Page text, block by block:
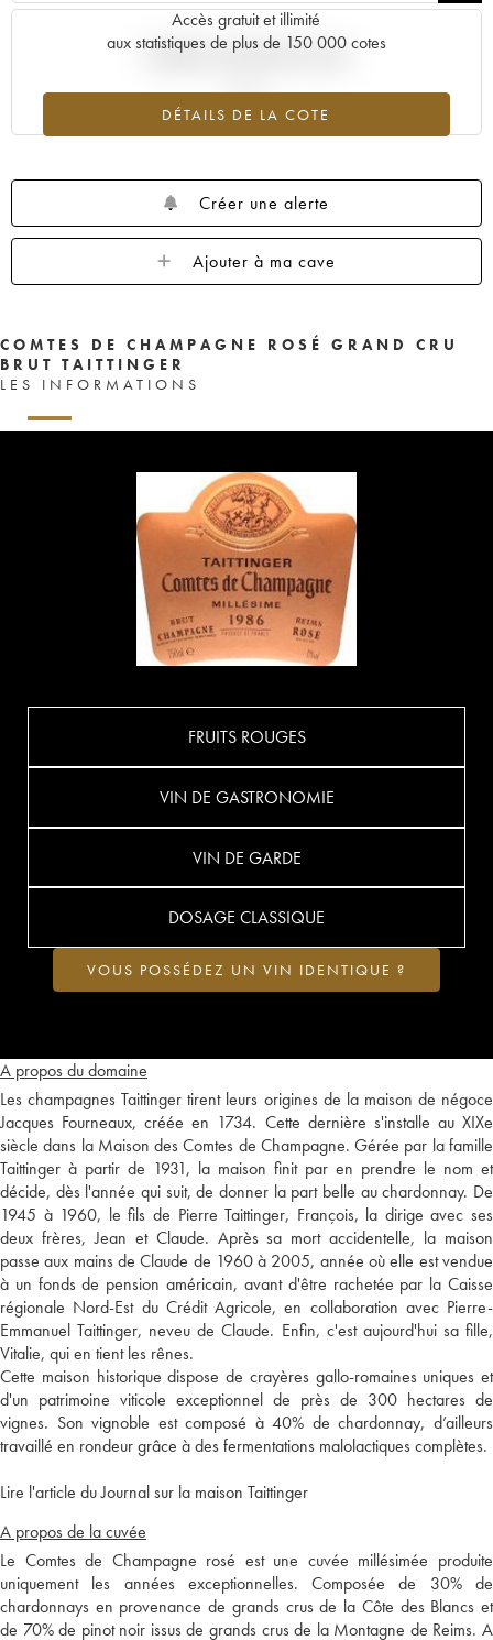
Accès gratuit et illimité
aux statistiques de plus de 150 000 cotes
DÉTAILS DE LA COTE
Tendance actuelle de la cote
Créer une alerte
Ajouter à ma cave
COMTES DE CHAMPAGNE ROSÉ GRAND CRU
BRUT TAITTINGER
LES INFORMATIONS
A propos du domaine
Les champagnes Taittinger tirent leurs origines de la maison de négoce
Jacques Fourneaux, créée en 1734. Cette dernière s'installe au XIXe
siècle dans la Maison des Comtes de Champagne. Gérée par la famille
Taittinger à partir de 1931, la maison finit par en prendre le nom et
décide, dès l'année qui suit, de donner la part belle au chardonnay. De
1945 à 1960, le fils de Pierre Taittinger, François, la dirige avec ses
deux frères, Jean et Claude. Après sa mort accidentelle, la maison
passe aux mains de Claude de 1960 à 2005, année où elle est vendue
à un fonds de pension américain, avant d'être rachetée par la Caisse
régionale Nord-Est du Crédit Agricole, en collaboration avec Pierre-
Emmanuel Taittinger, neveu de Claude. Enfin, c'est aujourd'hui sa fille,
Vitalie, qui en tient les rênes.
Cette maison historique dispose de crayères gallo-romaines uniques et
d'un patrimoine viticole exceptionnel de près de 300 hectares de
vignes. Son vignoble est composé à 40% de chardonnay, d’ailleurs
travaillé en rondeur grâce à des fermentations malolactiques complètes.
Lire l'article du Journal sur la maison Taittinger
A propos de la cuvée
Le Comtes de Champagne rosé est une cuvée millésimée produite
uniquement les années exceptionnelles. Composée de 30% de
chardonnays en provenance de grands crus de la Côte des Blancs et
de 70% de pinot noir issus de grands crus de la Montagne de Reims. A
FRUITS ROUGES
VIN DE GASTRONOMIE
VIN DE GARDE
DOSAGE CLASSIQUE
VOUS POSSÉDEZ UN VIN IDENTIQUE ?